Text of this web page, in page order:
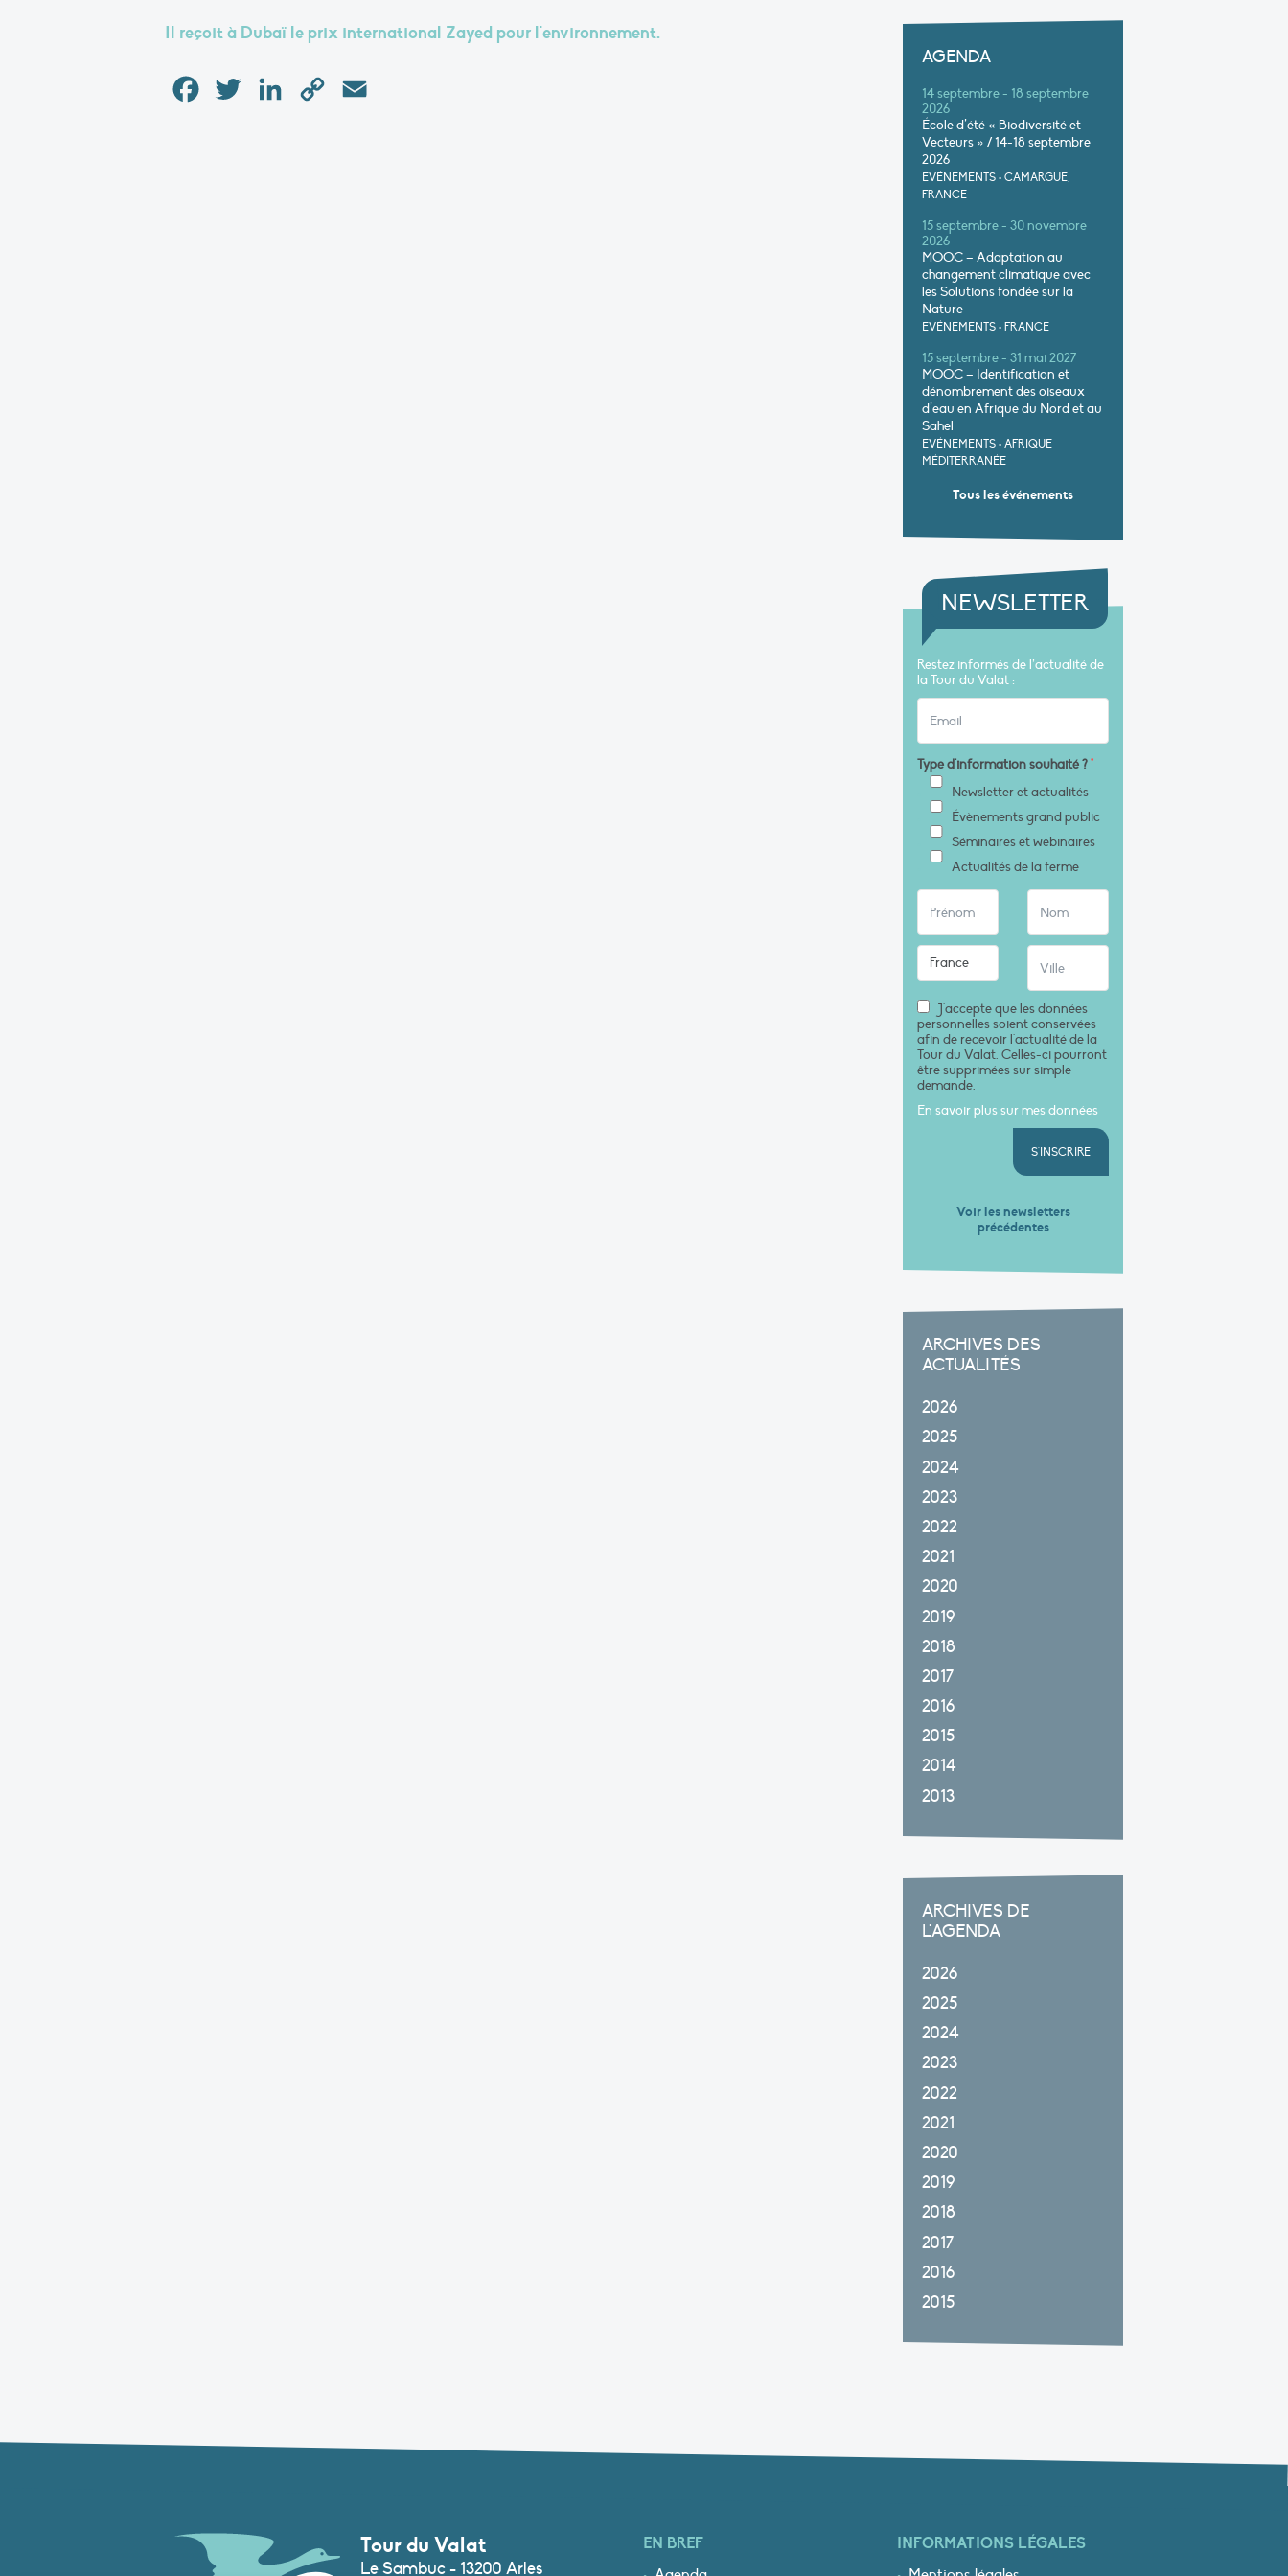
Il reçoit à Dubaï le prix international Zayed pour l'environnement.
FacebookTwitter LinkedInCopy
AGENDA
14 septembre - 18 septembre
2026
École d’été « Biodiversité et
Vecteurs » / 14-18 septembre
2026
EVÉNEMENTS • CAMARGUE,
FRANCE
15 septembre - 30 novembre
2026
MOOC – Adaptation au
changement climatique avec
les Solutions fondée sur la
Nature
EVÉNEMENTS • FRANCE
15 septembre - 31 mai 2027
MOOC – Identification et
dénombrement des oiseaux
d’eau en Afrique du Nord et au
Sahel
EVÉNEMENTS • AFRIQUE,
MÉDITERRANÉE
Tous les événements
NEWSLETTER
Restez informés de l’actualité de
la Tour du Valat :
Type d'information souhaité ?*
Newsletter et actualités
Évènements grand public
Séminaires et webinaires
Actualités de la ferme
J'accepte que les données
personnelles soient conservées
afin de recevoir l'actualité de la
Tour du Valat. Celles-ci pourront
être supprimées sur simple
demande.
En savoir plus sur mes données
S'INSCRIRE
Voir les newsletters
précédentes
ARCHIVES DES
ACTUALITÉS
2026
2025
2024
2023
2022
2021
2020
2019
2018
2017
2016
2015
2014
2013
ARCHIVES DE
L'AGENDA
2026
2025
2024
2023
2022
2021
2020
2019
2018
2017
2016
2015
Tour du Valat
Le Sambuc - 13200 Arles
EN BREF
INFORMATIONS LÉGALES